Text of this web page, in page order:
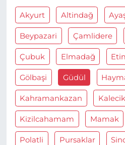
Akyurt Altindağ
Beypazari Çamlidere
Çubuk Elmadağ
Gölbaşi Güdül
Kahramankazan Kalecik
Kizilcahamam Mamak
Polatli Pursaklar